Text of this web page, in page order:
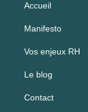
Accueil
Manifesto
Vos enjeux RH
Le blog
Contact